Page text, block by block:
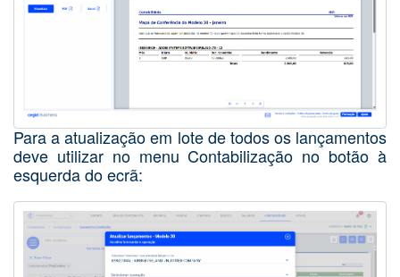
Para a atualização em lote de todos os lançamentos
deve utilizar no menu Contabilização no botão à
esquerda do ecrã: